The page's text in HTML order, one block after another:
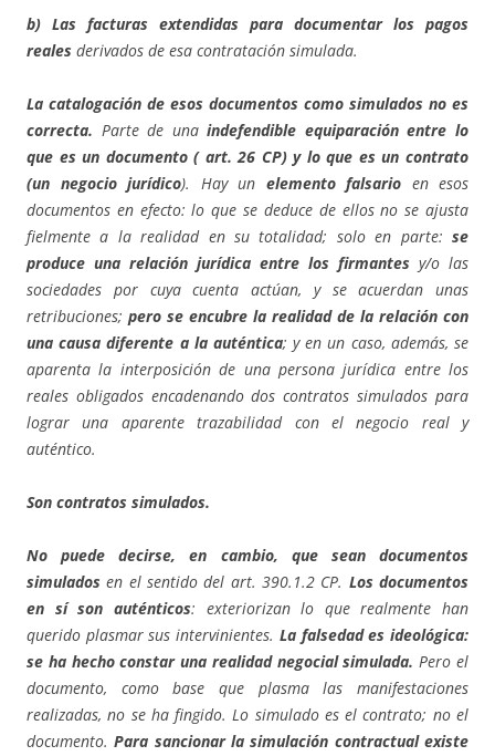
b) Las facturas extendidas para documentar los pagos
reales derivados de esa contratación simulada.
La catalogación de esos documentos como simulados no es
correcta. Parte de unaindefendible equiparación entre lo
que es un documento ( art. 26 CP) y lo que es un contrato
(un negocio jurídico). Hay un elemento falsario en esos
documentos en efecto: lo que se deduce de ellos no se ajusta
fielmente a la realidad en su totalidad; solo en parte: se
produce una relación jurídica entre los firmantes y/o las
sociedades por cuya cuenta actúan, y se acuerdan unas
retribuciones; pero se encubre la realidad de la relación con
una causa diferente a la auténtica; y en un caso, además, se
aparenta la interposición de una persona jurídica entre los
reales obligados encadenando dos contratos simulados para
lograr una aparente trazabilidad con el negocio real y
auténtico.
Son contratos simulados.
No puede decirse, en cambio, que sean documentos
simulados en el sentido del art. 390.1.2 CP. Los documentos
en sí son auténticos: exteriorizan lo que realmente han
querido plasmar sus intervinientes. La falsedad es ideológica:
se ha hecho constar una realidad negocial simulada. Pero el
documento, como base que plasma las manifestaciones
realizadas, no se ha fingido. Lo simulado es el contrato; no el
documento.Para sancionar la simulación contractual existe